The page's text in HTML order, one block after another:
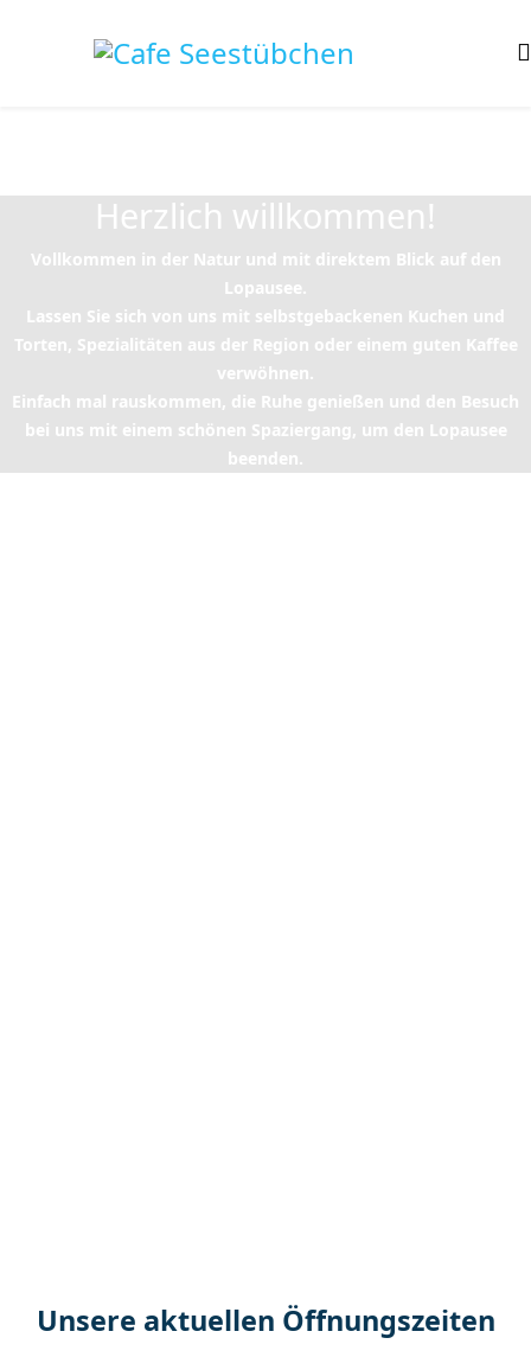
Herzlich willkommen!
Vollkommen in der Natur und mit direktem Blick auf den
Lopausee.
Lassen Sie sich von uns mit selbstgebackenen Kuchen und
Torten, Spezialitäten aus der Region oder einem guten Kaffee
verwöhnen.
Einfach mal rauskommen, die Ruhe genießen und den Besuch
bei uns mit einem schönen Spaziergang, um den Lopausee
beenden.
Unsere aktuellen Öffnungszeiten